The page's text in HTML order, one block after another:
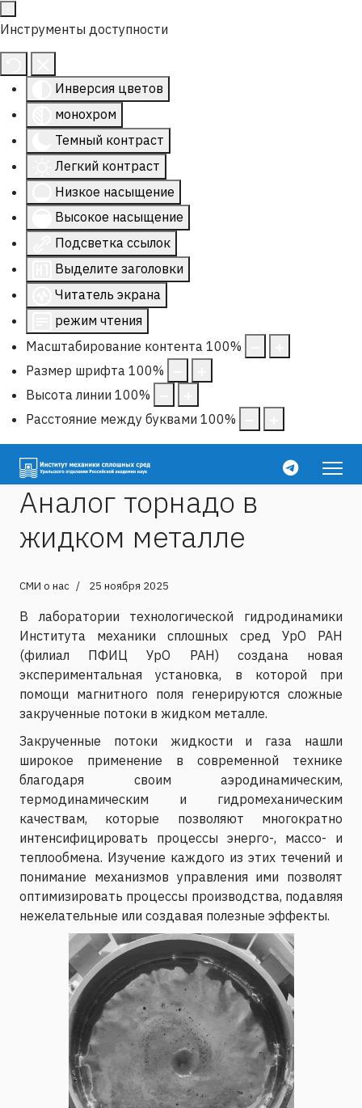
Инструменты доступности
Инверсия цветов
монохром
Темный контраст
Легкий контраст
Низкое насыщение
Высокое насыщение
Подсветка ссылок
Выделите заголовки
Читатель экрана
режим чтения
Масштабирование контента 100%
Размер шрифта 100%
Высота линии 100%
Расстояние между буквами 100%
Аналог торнадо в
жидком металле
СМИ о нас 25 ноября 2025
В лаборатории технологической гидродинамики
Института механики сплошных сред УрО РАН
(филиал ПФИЦ УрО РАН) создана новая
экспериментальная установка, в которой при
помощи магнитного поля генерируются сложные
закрученные потоки в жидком металле.
Закрученные потоки жидкости и газа нашли
широкое применение в современной технике
благодаря своим аэродинамическим,
термодинамическим и гидромеханическим
качествам, которые позволяют многократно
интенсифицировать процессы энерго-, массо- и
теплообмена. Изучение каждого из этих течений и
понимание механизмов управления ими позволят
оптимизировать процессы производства, подавляя
нежелательные или создавая полезные эффекты.